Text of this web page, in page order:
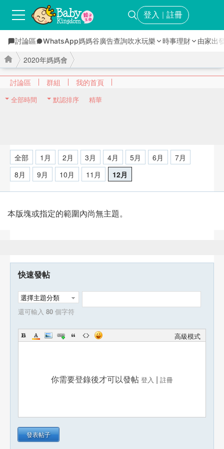
登入 ｜ 註冊
討論區 WhatsApp媽媽谷廣告查詢吹水玩樂 時事理財 由家出
討論區 群組 我的首頁
2020年媽媽會
全部時間 默認排序 精華
全部 1月 2月 3月 4月 5月 6月
7月
8月
9月 10月 11月 12月
本版塊或指定的範圍內尚無主題。
快速發帖
選擇主題分類
還可輸入 80 個字符
高級模式
你需要登錄後才可以發帖 登入 | 註冊
發表帖子